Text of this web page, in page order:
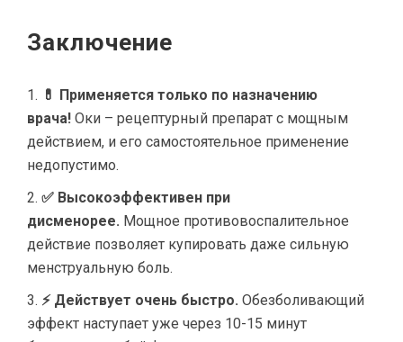
Заключение
💊 Применяется только по назначению
врача! Оки – рецептурный препарат с мощным
действием, и его самостоятельное применение
недопустимо.
✅ Высокоэффективен при
дисменорее. Мощное противовоспалительное
действие позволяет купировать даже сильную
менструальную боль.
⚡ Действует очень быстро. Обезболивающий
эффект наступает уже через 10-15 минут